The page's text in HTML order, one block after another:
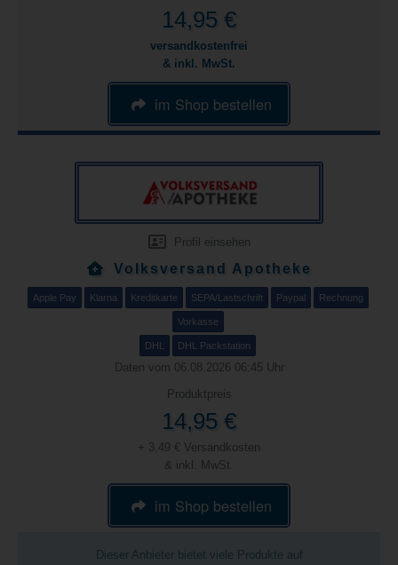
14,95 €
versandkostenfrei
& inkl. MwSt.
im Shop bestellen
Profil einsehen
Volksversand Apotheke
Apple Pay Klarna Kreditkarte SEPA/Lastschrift Paypal Rechnung
Vorkasse
DHL DHL Packstation
Daten vom 06.08.2026 06:45 Uhr
Produktpreis
14,95 €
+ 3,49 € Versandkosten
& inkl. MwSt.
im Shop bestellen
Dieser Anbieter bietet viele Produkte auf